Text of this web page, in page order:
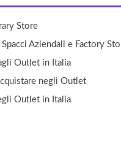
Latina 57/f, Roma
Fabiani
Frattina 126/127, Roma
Store
Aziendali e Factory
Outlet in Italia
negli Outlet
Outlet in Italia